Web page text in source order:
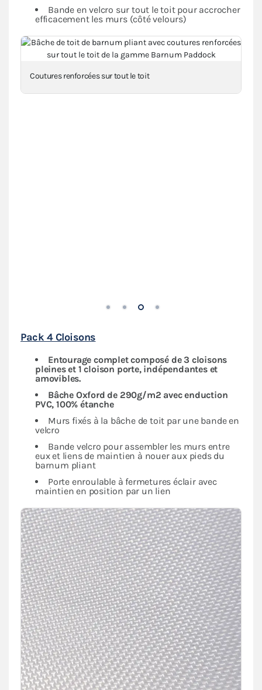
Bande en velcro sur tout le toit pour accrocher
efficacement les murs (côté velours)
Coutures renforcées sur tout le toit
Pack 4 Cloisons
Entourage complet composé de 3 cloisons
pleines et 1 cloison porte, indépendantes et
amovibles.
Bâche Oxford de 290g/m2 avec enduction
PVC, 100% étanche
Murs fixés à la bâche de toit par une bande en
velcro
Bande velcro pour assembler les murs entre
eux et liens de maintien à nouer aux pieds du
barnum pliant
Porte enroulable à fermetures éclair avec
maintien en position par un lien